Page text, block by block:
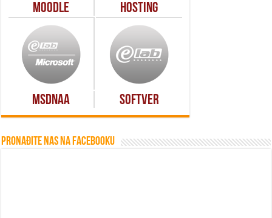
Moodle Hosting
MSDNAA Softver
Pronađite nas na Facebooku